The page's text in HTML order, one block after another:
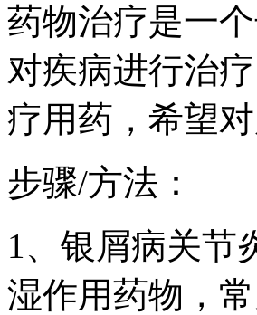
药物治疗是一
对疾病进行治
疗用药，希望
步骤/方法：
1、银屑病关节
湿作用药物，